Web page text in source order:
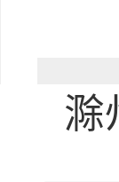
滁